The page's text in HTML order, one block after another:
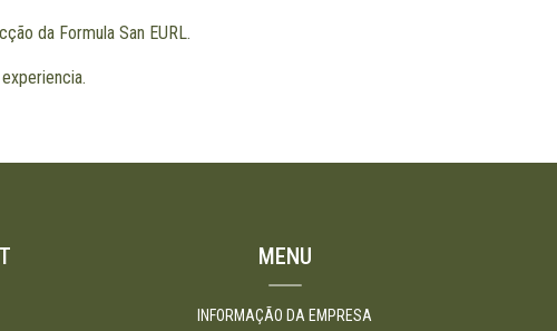
da Formula San EURL.
MENU
INFORMAÇÃO DA EMPRESA